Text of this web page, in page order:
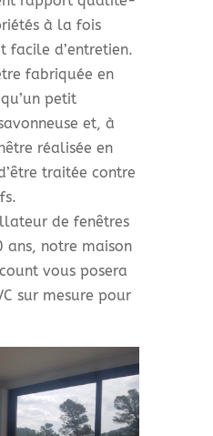
à la fois
facile d’entretien.
fabriquée en
petit
et, à
réalisée en
traitée contre
de fenêtres
ans, notre maison
vous posera
sur mesure pour